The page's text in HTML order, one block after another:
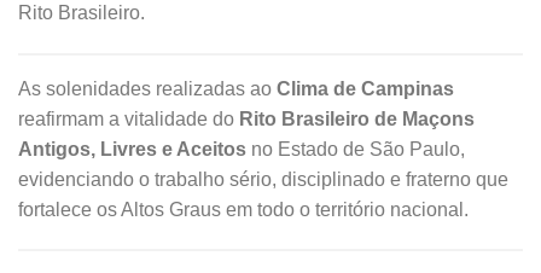
Rito Brasileiro.
As solenidades realizadas ao Clima de Campinas
reafirmam a vitalidade do Rito Brasileiro de Maçons
Antigos, Livres e Aceitos no Estado de São Paulo,
evidenciando o trabalho sério, disciplinado e fraterno que
fortalece os Altos Graus em todo o território nacional.